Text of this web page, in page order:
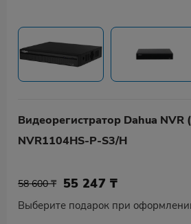
Видеорегистратор Dahua NVR
NVR1104HS-P-S3/H
58 600 ₸ 55 247 ₸
Выберите подарок при